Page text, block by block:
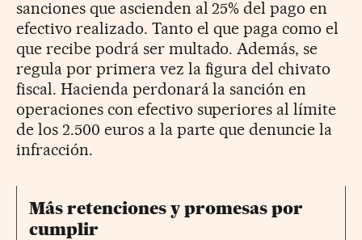
sanciones que ascienden al 25% del pago en
efectivo realizado. Tanto el que paga como el
que recibe podrá ser multado. Además, se
regula por primera vez la figura del chivato
fiscal. Hacienda perdonará la sanción en
operaciones con efectivo superiores al límite
de los 2.500 euros a la parte que denuncie la
infracción.
Más retenciones y promesas por
cumplir